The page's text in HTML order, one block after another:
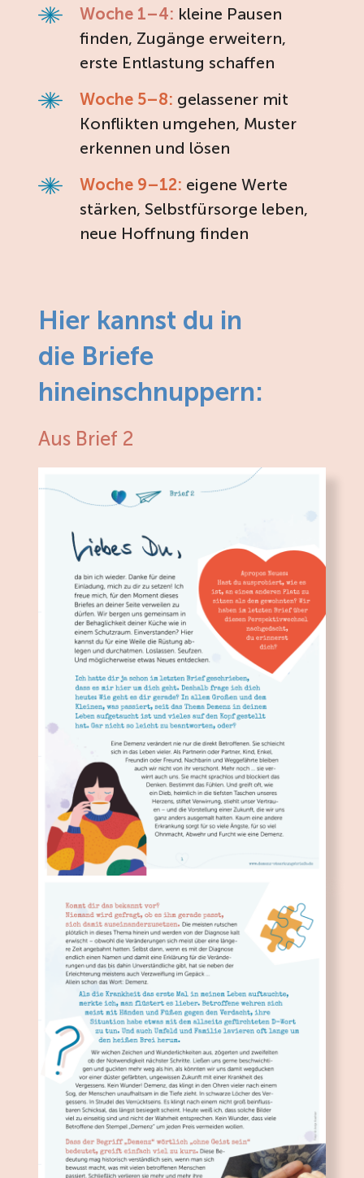
Woche 1–4: kleine Pausen
finden, Zugänge erweitern,
erste Entlastung schaffen
Woche 5–8: gelassener mit
Konflikten umgehen, Muster
erkennen und lösen
Woche 9–12: eigene Werte
stärken, Selbstfürsorge leben,
neue Hoffnung finden
Hier kannst du in
die Briefe
hineinschnuppern:
Aus Brief 2